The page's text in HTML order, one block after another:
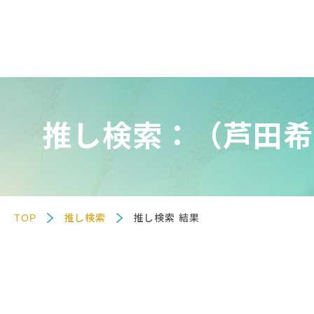
推し検索：（芦田
TOP 推し検索 推し検索 結果